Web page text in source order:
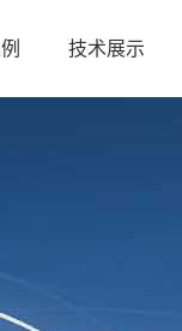
技术展示